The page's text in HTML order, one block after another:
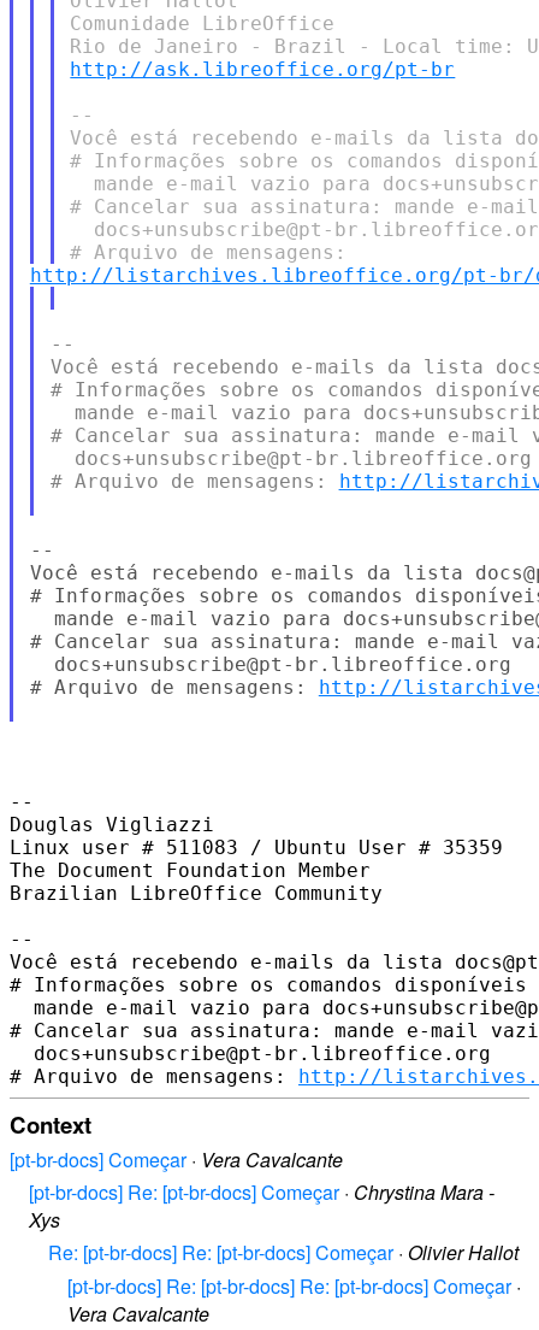
Comunidade LibreOffice
http://ask.libreoffice.org/pt-br
--
Você está recebendo e-mails da lista
# Informações sobre os comandos
mande e-mail vazio para
# Cancelar sua assinatura: mande e-
docs+unsubscribe@pt-
http://listarchives.libreoffice.org/pt-br/
--
Você está recebendo e-mails da lista
# Informações sobre os comandos
mande e-mail vazio para
# Cancelar sua assinatura: mande e-mail
  docs+unsubscribe@pt-br.libreoffice.org
# Arquivo de mensagens: http://
--
Você está recebendo e-mails da lista
# Informações sobre os comandos
mande e-mail vazio para
# Cancelar sua assinatura: mande e-mail
  docs+unsubscribe@pt-br.libreoffice.org
# Arquivo de mensagens: http://
--
Douglas Vigliazzi
Linux user # 511083 / Ubuntu User # 35359
The Document Foundation Member
Brazilian LibreOffice Community
--
Você está recebendo e-mails da lista
# Informações sobre os comandos
mande e-mail vazio para
# Cancelar sua assinatura: mande e-mail
  docs+unsubscribe@pt-br.libreoffice.org
# Arquivo de mensagens: http://
Context
[pt-br-docs] Começar· Vera Cavalcante
[pt-br-docs] Re: [pt-br-docs] Começar· Chrystina Mara -
Xys
Re: [pt-br-docs] Re: [pt-br-docs] Começar· Olivier Hallot
[pt-br-docs] Re: [pt-br-docs] Re: [pt-br-docs] Começar·
Vera Cavalcante